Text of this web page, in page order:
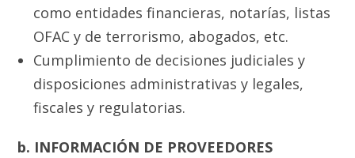
como entidades financieras, notarías, listas
OFAC y de terrorismo, abogados, etc.
Cumplimiento de decisiones judiciales y
disposiciones administrativas y legales,
fiscales y regulatorias.
b. INFORMACIÓN DE PROVEEDORES